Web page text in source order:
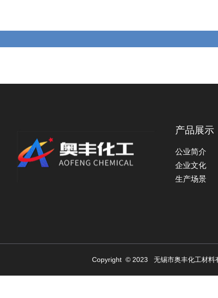
产品展示
公业简介
企业文化
生产场景
Copyright © 2023 无锡市奥丰化工材